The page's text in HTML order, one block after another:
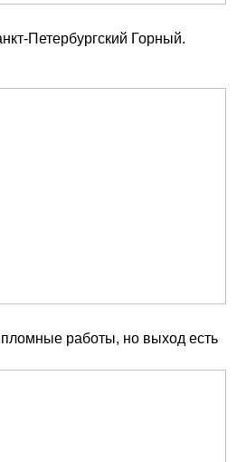
Петербургский Горный.
работы, но выход есть